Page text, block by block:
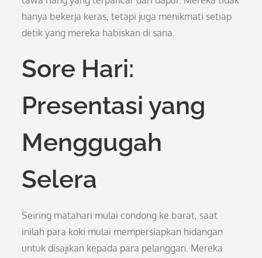
hanya bekerja keras, tetapi juga menikmati setiap
detik yang mereka habiskan di sana.
Sore Hari:
Presentasi yang
Menggugah
Selera
Seiring matahari mulai condong ke barat, saat
inilah para koki mulai mempersiapkan hidangan
untuk disajikan kepada para pelanggan. Mereka